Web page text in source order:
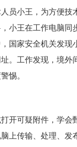
小王，为方便技
小王在工作电脑
国家安全机关发
。工作发现，境外
惕。
可疑附件，学会
上传输、处理、